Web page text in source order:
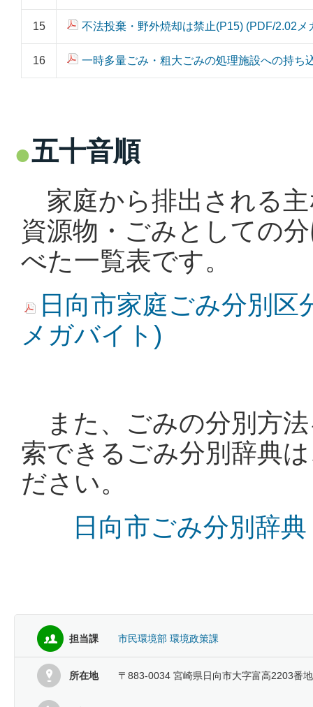
15 不法投棄・野外焼却は禁止(P15) (PDF/2.02メ
16 一時多量ごみ・粗大ごみの処理施設への持ち
五十音順
家庭から排出される
資源物・ごみとしての
べた一覧表です。
日向市家庭ごみ分別
メガバイト)
また、ごみの分別方
索できるごみ分別辞典
ださい。
日向市ごみ分別辞典
担当課 市民環境部 環境政策課
所在地 〒883-0034 宮崎県日向市大字富高2203番